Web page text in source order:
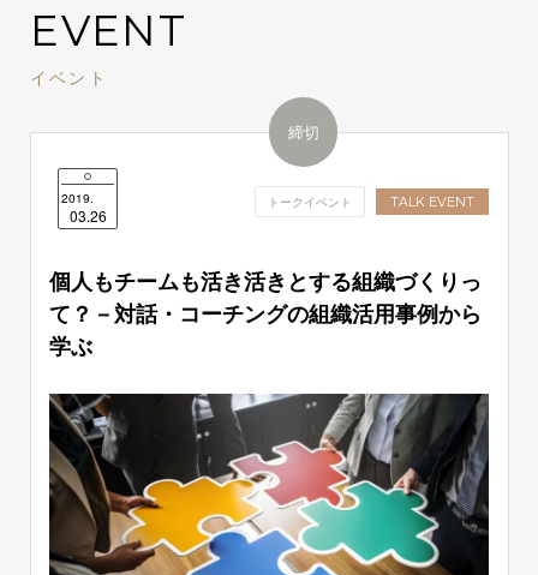
EVENT
イベント
締切
トークイベント TALK EVENT
2019.
03.26
個人もチームも活き活きとする組織づくりっ
て？－対話・コーチングの組織活用事例から
学ぶ